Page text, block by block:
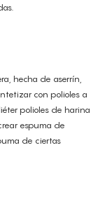
hecha de aserrín,
con polioles a
polioles de harina
espuma de
de ciertas